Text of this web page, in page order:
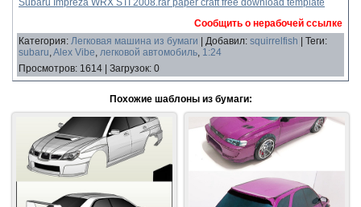
Subaru Impreza WRX STI 2008.rar paper craft free download template
Сообщить о нерабочей ссылке
Категория: Легковая машина из бумаги Добавил: squirrelfish Теги:
subaru,Alex Vibe, легковой автомобиль, 1:24
Просмотров: 1614 Загрузок: 0
Похожие шаблоны из бумаги: